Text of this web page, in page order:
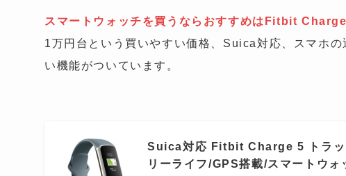
スマートウォッチを買うならおすすめはFitbit
1万円台という買いやすい価格、Suica対応、スマホ
い機能がついています。
Suica対応 Fitbit Charge 5 トラッ
リーライフ/GPS搭載/スマートウォ